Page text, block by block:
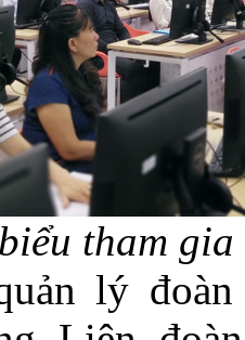
tham
lý